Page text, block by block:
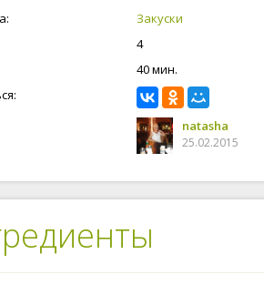
Закуски
4
40 мин.
natasha
25.02.2015